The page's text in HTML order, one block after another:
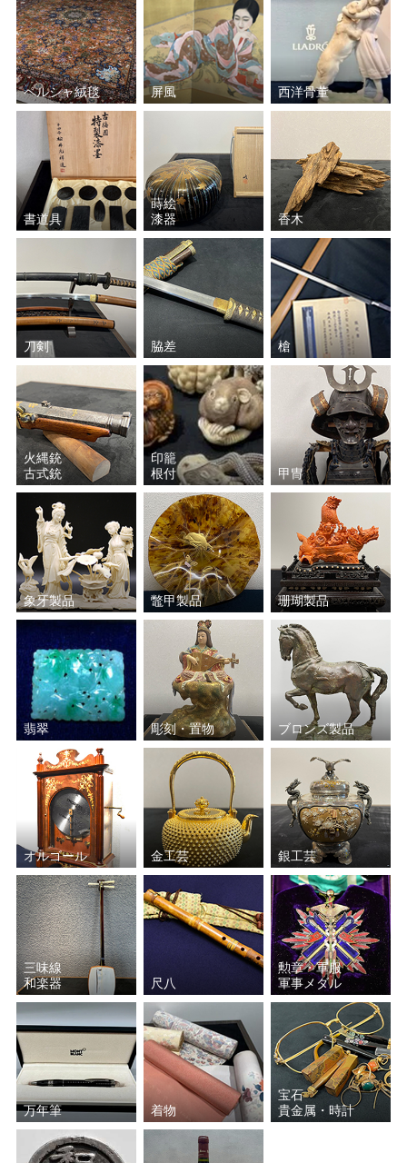
ペルシャ絨毯 屏風 西洋骨董
書道具
蒔絵
漆器
香木
刀剣 脇差 槍
火縄銃
古式銃
印籠
根付
甲冑
象牙製品 鼈甲製品 珊瑚製品
翡翠 彫刻・置物 ブロンズ製品
オルゴール 金工芸 銀工芸
三味線
和楽器
尺八
勲章・軍服
軍事メダル
万年筆 着物
宝石
貴金属・時計